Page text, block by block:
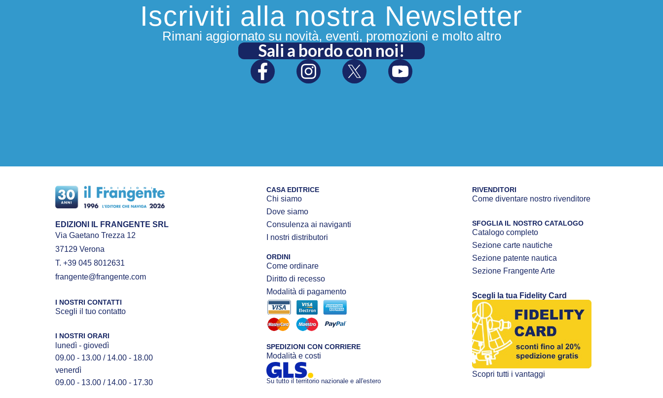
Iscriviti alla nostra Newsletter
Rimani aggiornato su novità, eventi, promozioni e molto altro
Sali a bordo con noi!
EDIZIONI IL FRANGENTE SRL
Via Gaetano Trezza 12
37129 Verona
T. +39 045 8012631
frangente@frangente.com
I NOSTRI CONTATTI
Scegli il tuo contatto
I NOSTRI ORARI
lunedì - giovedì
09.00 - 13.00 / 14.00 - 18.00
venerdì
09.00 - 13.00 / 14.00 - 17.30
CASA EDITRICE
Chi siamo
Dove siamo
Consulenza ai naviganti
I nostri distributori
ORDINI
Come ordinare
Diritto di recesso
Modalità di pagamento
SPEDIZIONI CON CORRIERE
Modalità e costi
Su tutto il territorio nazionale e all'estero
RIVENDITORI
Come diventare nostro rivenditore
SFOGLIA IL NOSTRO CATALOGO
Catalogo completo
Sezione carte nautiche
Sezione patente nautica
Sezione Frangente Arte
Scegli la tua Fidelity Card
Scopri tutti i vantaggi